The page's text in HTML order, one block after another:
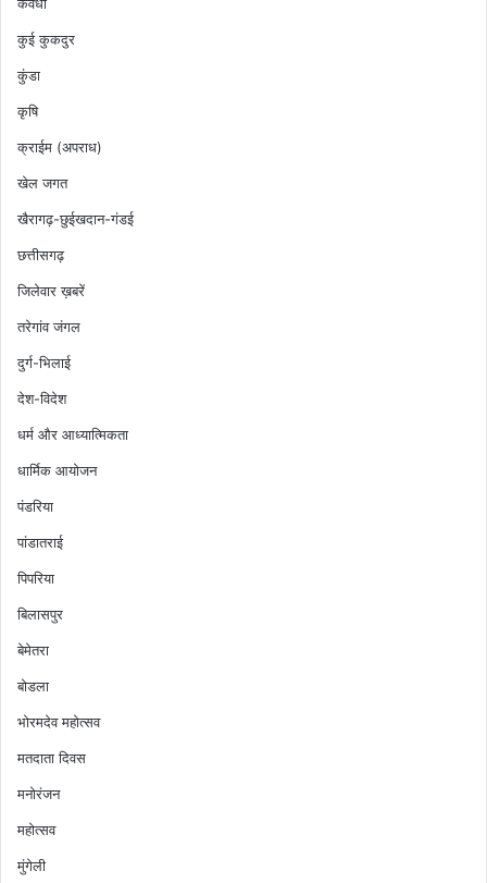
कुई कुकदुर
कुंडा
कृषि
क्राईम (अपराध)
खेल जगत
खैरागढ़-छुईखदान-गंडई
छत्तीसगढ़
जिलेवार ख़बरें
तरेगांव जंगल
दुर्ग-भिलाई
देश-विदेश
धर्म और आध्यात्मिकता
धार्मिक आयोजन
पंडरिया
पांडातराई
पिपरिया
बिलासपुर
बेमेतरा
बोडला
भोरमदेव महोत्सव
मतदाता दिवस
मनोरंजन
महोत्सव
मुंगेली